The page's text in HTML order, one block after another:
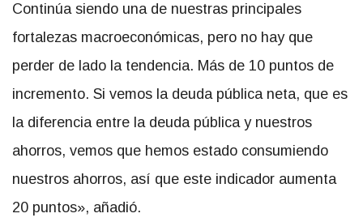
Continúa siendo una de nuestras principales
fortalezas macroeconómicas, pero no hay que
perder de lado la tendencia. Más de 10 puntos de
incremento. Si vemos la deuda pública neta, que es
la diferencia entre la deuda pública y nuestros
ahorros, vemos que hemos estado consumiendo
nuestros ahorros, así que este indicador aumenta
20 puntos», añadió.